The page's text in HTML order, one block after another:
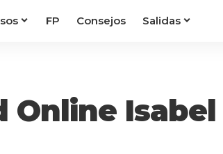
FP Consejos Salidas
Online Isabel